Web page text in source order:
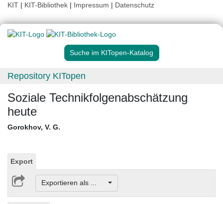
KIT | KIT-Bibliothek | Impressum | Datenschutz
Suche im KITopen-Katalog
Repository KITopen
Soziale Technikfolgenabschätzung
heute
Gorokhov, V. G.
Export
Exportieren als ...